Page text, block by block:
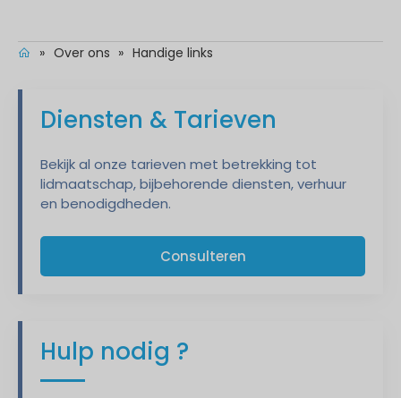
» Over ons » Handige links
Diensten & Tarieven
Bekijk al onze tarieven met betrekking tot
lidmaatschap, bijbehorende diensten, verhuur
en benodigdheden.
Consulteren
Hulp nodig ?